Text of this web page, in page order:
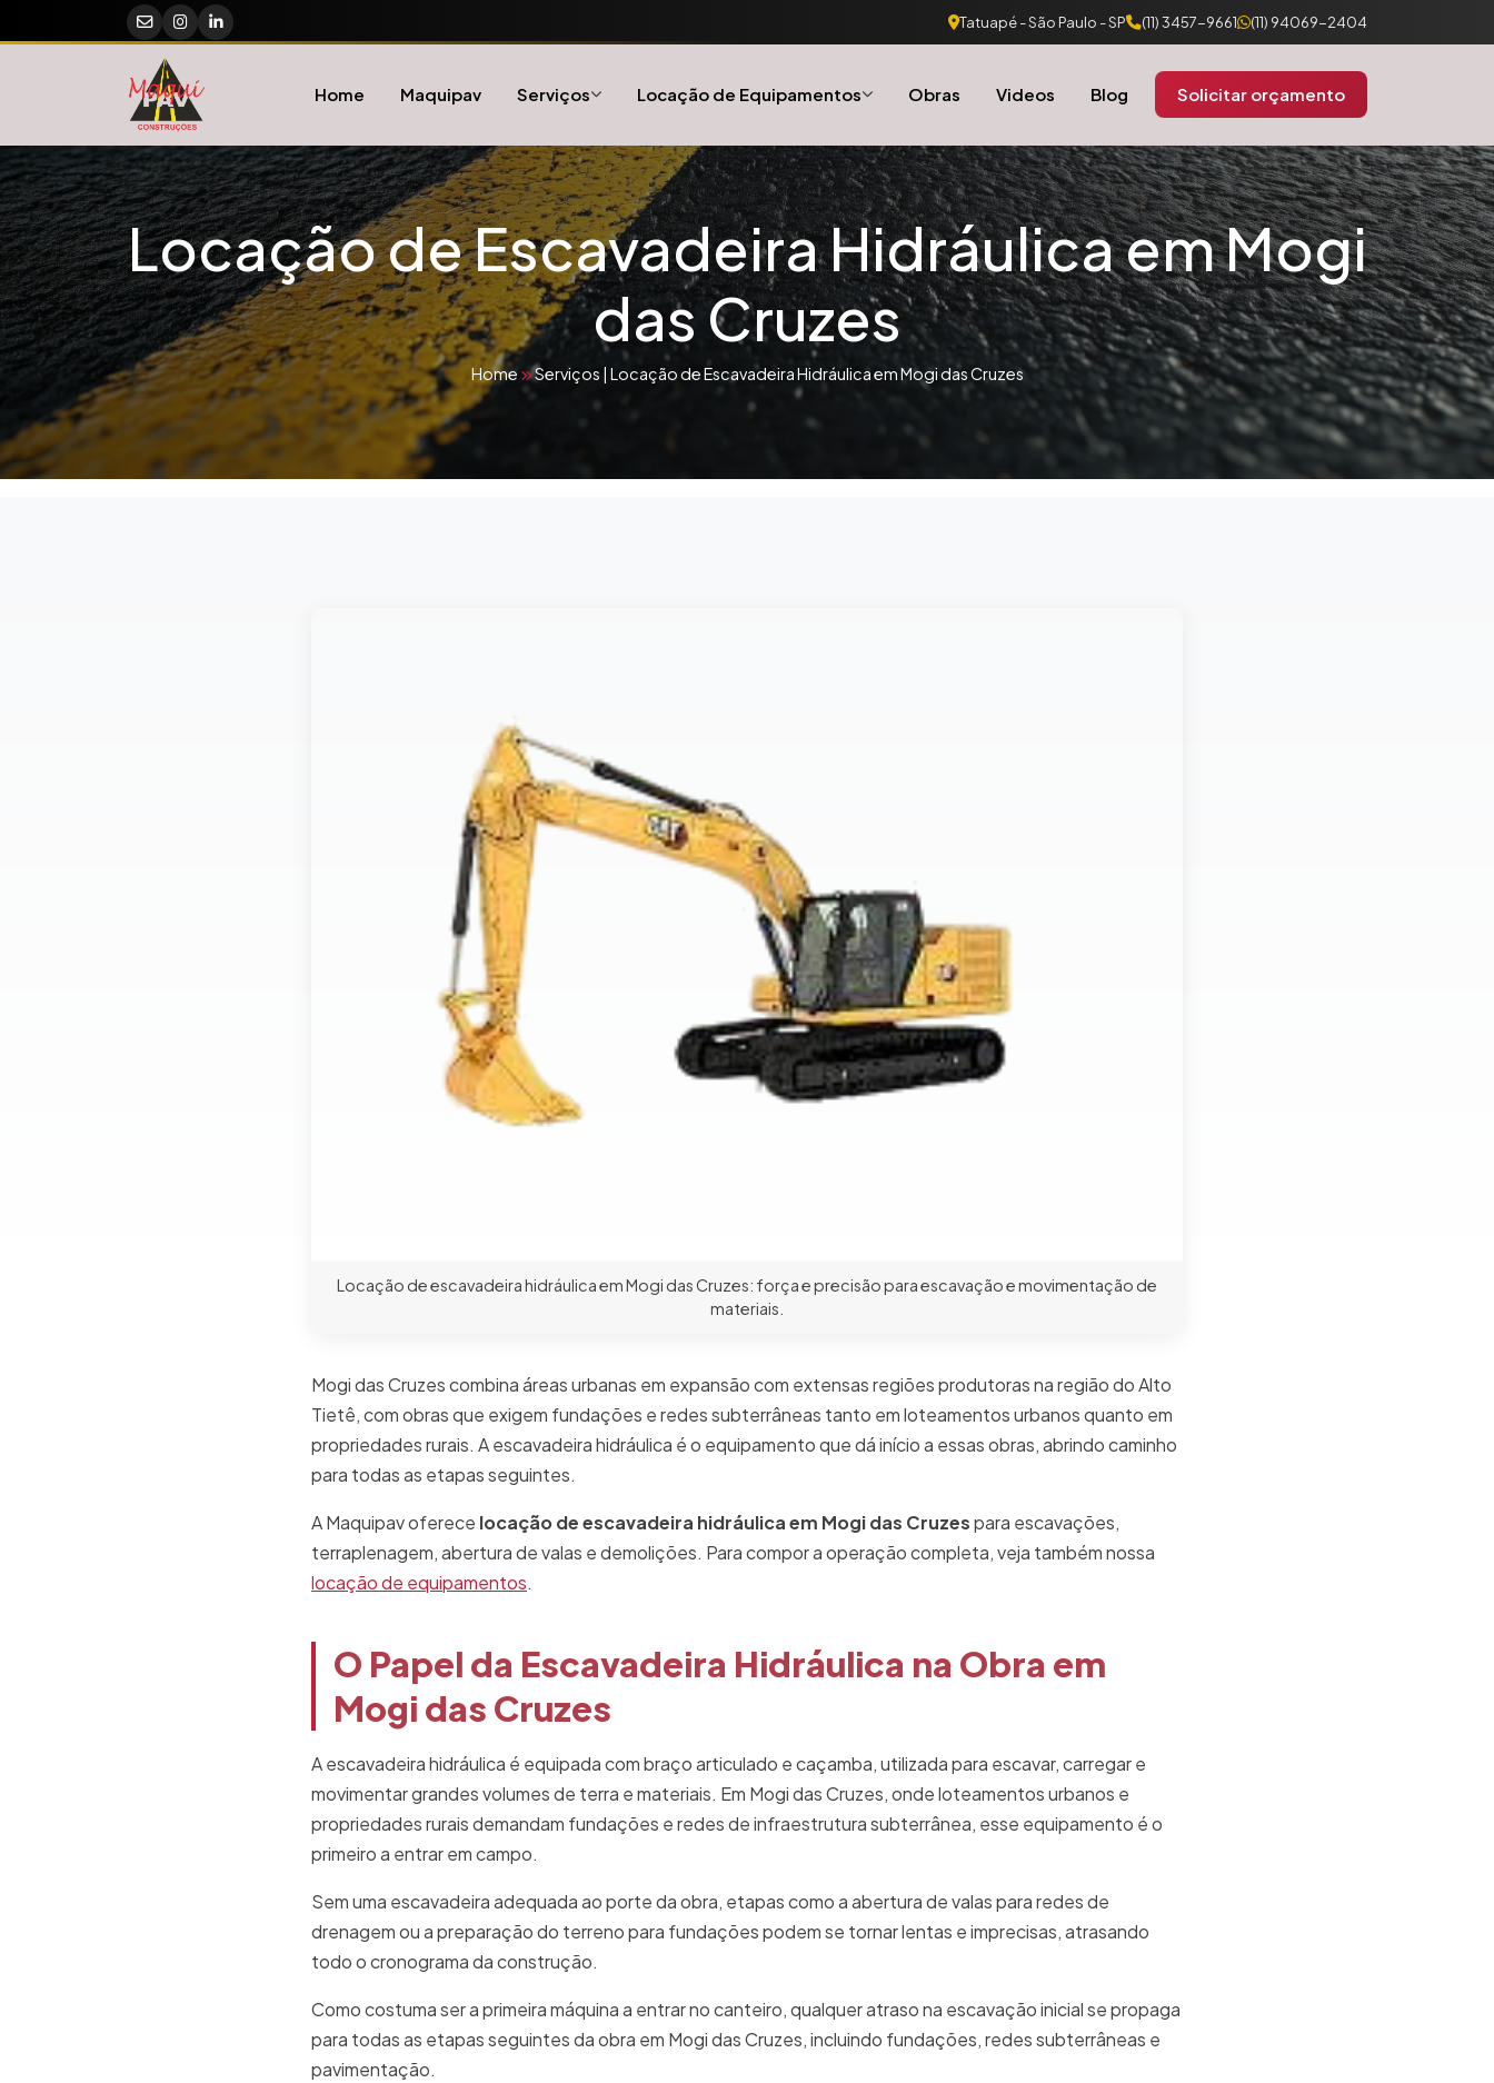
Tatuapé - São Paulo - SP (11) 3457-9661 (11) 94069-2404
Home Maquipav Serviços Locação de Equipamentos Obras Videos Blog Solicitar orçamento
Locação de Escavadeira Hidráulica em Mogi
das Cruzes
Home Serviços | Locação de Escavadeira Hidráulica em Mogi das Cruzes
Locação de escavadeira hidráulica em Mogi das Cruzes: força e precisão para escavação e movimentação de
materiais.
Mogi das Cruzes combina áreas urbanas em expansão com extensas regiões produtoras na região do Alto
Tietê, com obras que exigem fundações e redes subterrâneas tanto em loteamentos urbanos quanto em
propriedades rurais. A escavadeira hidráulica é o equipamento que dá início a essas obras, abrindo caminho
para todas as etapas seguintes.
A Maquipav oferece locação de escavadeira hidráulica em Mogi das Cruzespara escavações,
terraplenagem, abertura de valas e demolições. Para compor a operação completa, veja também nossa
locação de equipamentos.
O Papel da Escavadeira Hidráulica na Obra em
Mogi das Cruzes
A escavadeira hidráulica é equipada com braço articulado e caçamba, utilizada para escavar, carregar e
movimentar grandes volumes de terra e materiais. Em Mogi das Cruzes, onde loteamentos urbanos e
propriedades rurais demandam fundações e redes de infraestrutura subterrânea, esse equipamento é o
primeiro a entrar em campo.
Sem uma escavadeira adequada ao porte da obra, etapas como a abertura de valas para redes de
drenagem ou a preparação do terreno para fundações podem se tornar lentas e imprecisas, atrasando
todo o cronograma da construção.
Como costuma ser a primeira máquina a entrar no canteiro, qualquer atraso na escavação inicial se propaga
para todas as etapas seguintes da obra em Mogi das Cruzes, incluindo fundações, redes subterrâneas e
pavimentação.